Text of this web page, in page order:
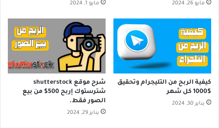
مايو 26, 2024 مايو 1, 2024
كيفية الربح من التليجرام وتحقيق
$1000 كل شهر
يناير 30, 2024
شرح موقع shutterstock
شترستوك إربح 500$ من بيع
الصور فقط.
يناير 29, 2024